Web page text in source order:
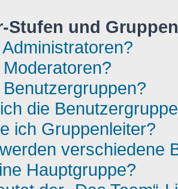
Stufen und Gruppen
die
ich Gruppenleiter?
verschiedene
Hauptgruppe?